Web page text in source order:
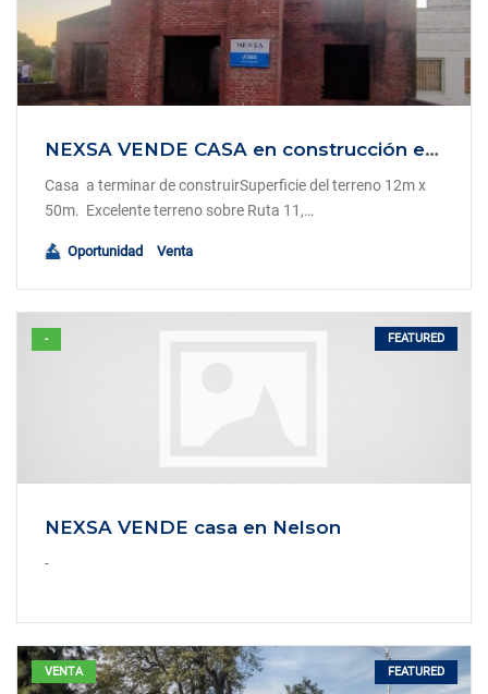
NEXSA VENDE CASA en construcción en Gobernador Candioti, Oportunidad!
Casa a terminar de construirSuperficie del terreno 12m x
50m. Excelente terreno sobre Ruta 11,…
Oportunidad Venta
FEATURED
-
NEXSA VENDE casa en Nelson
-
FEATURED
VENTA